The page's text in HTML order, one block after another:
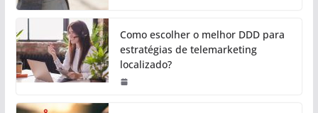
Como escolher o melhor DDD para
estratégias de telemarketing
localizado?